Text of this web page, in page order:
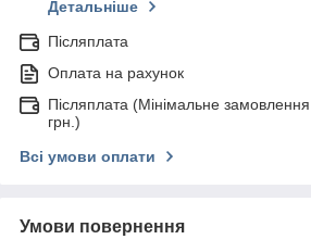
Детальніше
Післяплата
Оплата на рахунок
Післяплата (Мінімальне
грн.)
Всі умови оплати
Умови повернення